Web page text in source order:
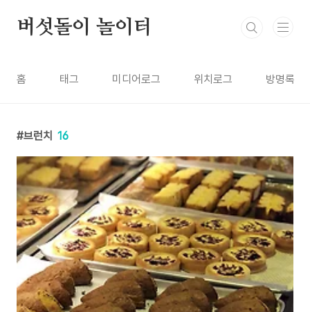
버섯돌이 놀이터
홈 태그 미디어로그 위치로그 방명록
브런치 16